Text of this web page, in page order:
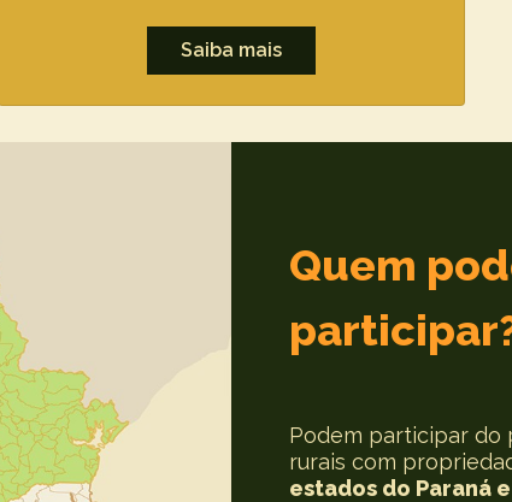
Saiba mais
Quem
Podem participar do
rurais com
estados do Paraná